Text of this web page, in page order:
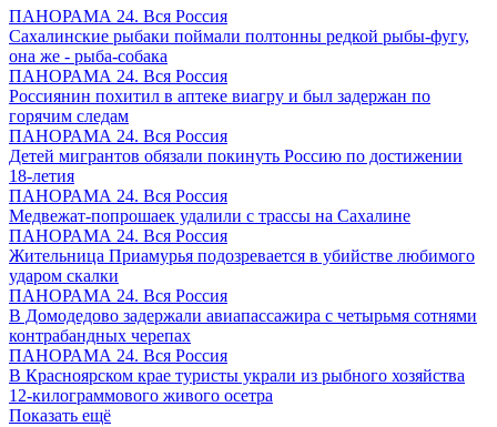
ПАНОРАМА 24. Вся Россия
Сахалинские рыбаки поймали полтонны редкой рыбы-фугу,
она же - рыба-собака
ПАНОРАМА 24. Вся Россия
Россиянин похитил в аптеке виагру и был задержан по
горячим следам
ПАНОРАМА 24. Вся Россия
Детей мигрантов обязали покинуть Россию по достижении
18-летия
ПАНОРАМА 24. Вся Россия
Медвежат-попрошаек удалили с трассы на Сахалине
ПАНОРАМА 24. Вся Россия
Жительница Приамурья подозревается в убийстве любимого
ударом скалки
ПАНОРАМА 24. Вся Россия
В Домодедово задержали авиапассажира с четырьмя сотнями
контрабандных черепах
ПАНОРАМА 24. Вся Россия
В Красноярском крае туристы украли из рыбного хозяйства
12-килограммового живого осетра
Показать ещё